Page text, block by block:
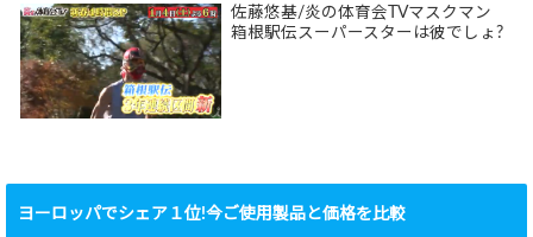
佐藤悠基/炎の体育会TVマスクマン
箱根駅伝スーパースターは彼でしょ?
ヨーロッパでシェア１位!今ご使用製品と価格を比較